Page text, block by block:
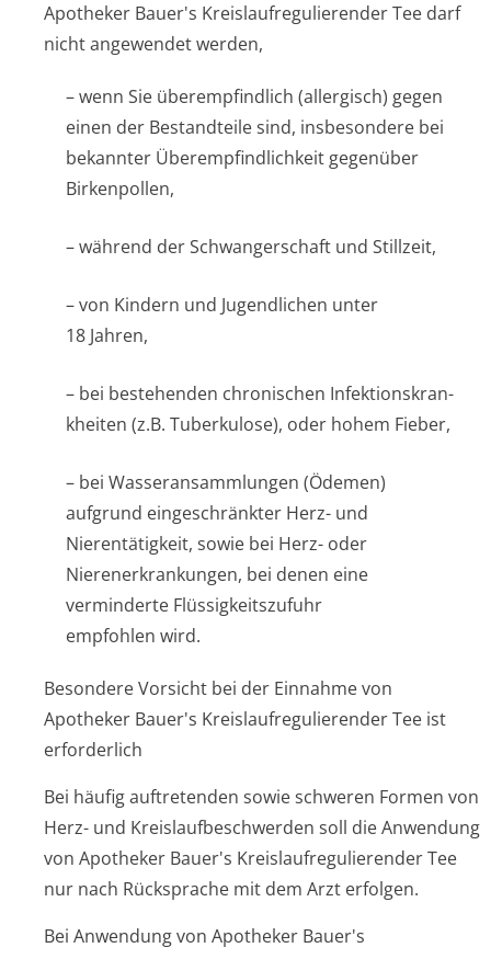
Apotheker Bauer's Kreislaufregulierender Tee darf
nicht angewendet werden,
– wenn Sie überempfindlich (allergisch) gegen
einen der Bestandteile sind, insbesondere bei
bekannter Überempfindlichkeit gegenüber
Birkenpollen,
– während der Schwangerschaft und Stillzeit,
– von Kindern und Jugendlichen unter
18 Jahren,
– bei bestehenden chronischen Infektionskran­
kheiten (z.B. Tuberkulose), oder hohem Fieber,
– bei Wasseransammlungen (Ödemen)
aufgrund eingeschränkter Herz- und
Nierentätigkeit, sowie bei Herz- oder
Nierenerkrankungen, bei denen eine
verminderte Flüssigkeitszufuhr
empfohlen wird.
Besondere Vorsicht bei der Einnahme von
Apotheker Bauer's Kreislaufregulierender Tee ist
erforderlich
Bei häufig auftretenden sowie schweren Formen von
Herz- und Kreislaufbeschwer­den soll die Anwendung
von Apotheker Bauer's Kreis­laufregulieren­der Tee
nur nach Rücksprache mit dem Arzt erfolgen.
Bei Anwendung von Apotheker Bauer's